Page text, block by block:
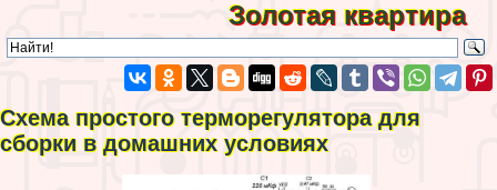
Золотая квартира
Схема простого терморегулятора для
сборки в домашних условиях